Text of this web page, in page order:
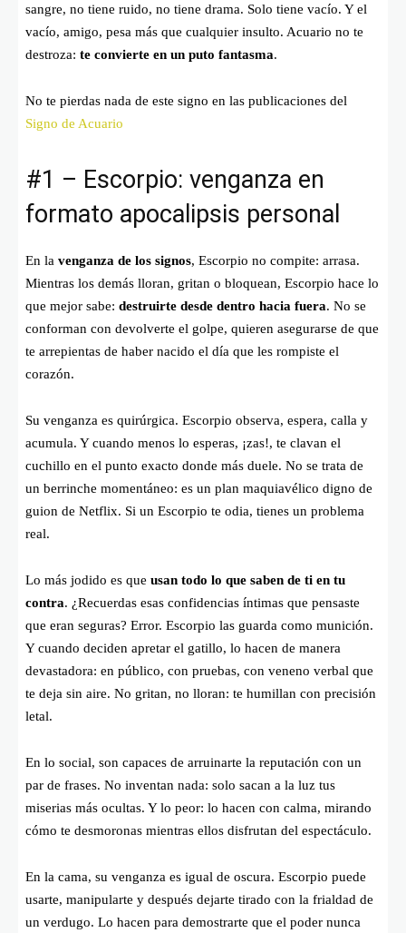
sangre, no tiene ruido, no tiene drama. Solo tiene vacío. Y el
vacío, amigo, pesa más que cualquier insulto. Acuario no te
destroza: te convierte en un puto fantasma.
No te pierdas nada de este signo en las publicaciones del
Signo de Acuario
#1 – Escorpio: venganza en
formato apocalipsis personal
En la venganza de los signos, Escorpio no compite: arrasa.
Mientras los demás lloran, gritan o bloquean, Escorpio hace lo
que mejor sabe: destruirte desde dentro hacia fuera. No se
conforman con devolverte el golpe, quieren asegurarse de que
te arrepientas de haber nacido el día que les rompiste el
corazón.
Su venganza es quirúrgica. Escorpio observa, espera, calla y
acumula. Y cuando menos lo esperas, ¡zas!, te clavan el
cuchillo en el punto exacto donde más duele. No se trata de
un berrinche momentáneo: es un plan maquiavélico digno de
guion de Netflix. Si un Escorpio te odia, tienes un problema
real.
Lo más jodido es que usan todo lo que saben de ti en tu
contra. ¿Recuerdas esas confidencias íntimas que pensaste
que eran seguras? Error. Escorpio las guarda como munición.
Y cuando deciden apretar el gatillo, lo hacen de manera
devastadora: en público, con pruebas, con veneno verbal que
te deja sin aire. No gritan, no lloran: te humillan con precisión
letal.
En lo social, son capaces de arruinarte la reputación con un
par de frases. No inventan nada: solo sacan a la luz tus
miserias más ocultas. Y lo peor: lo hacen con calma, mirando
cómo te desmoronas mientras ellos disfrutan del espectáculo.
En la cama, su venganza es igual de oscura. Escorpio puede
usarte, manipularte y después dejarte tirado con la frialdad de
un verdugo. Lo hacen para demostrarte que el poder nunca